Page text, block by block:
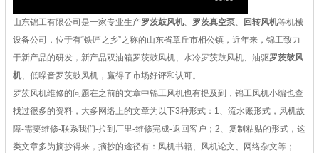
山东锦工有限公司是一家专业生产罗茨鼓风机、 罗茨真空泵、 回转风机等机械
设备公司，位于有“铁匠之乡”之称的山东省章丘市相公镇，近年来，锦工致力
于新产品的研发，新产品双油箱罗茨鼓风机、水冷罗茨鼓风机、油驱罗茨鼓风
机、低噪音罗茨鼓风机，赢得了市场好评和认可。
罗茨风机维修的问题在之前的文章中锦工风机也有提及到，锦工风机小编也查
找过很多的资料，大多网络上的文章为以下3种形式：1、流水账形式，风机故
障-需要维修-联系我们-拉到厂里-维修完成-返回客户；2、复制粘贴的形式，这
类文章多为摘抄得来，摘抄的途径有：风机书籍、风机论文、网络杂文等；